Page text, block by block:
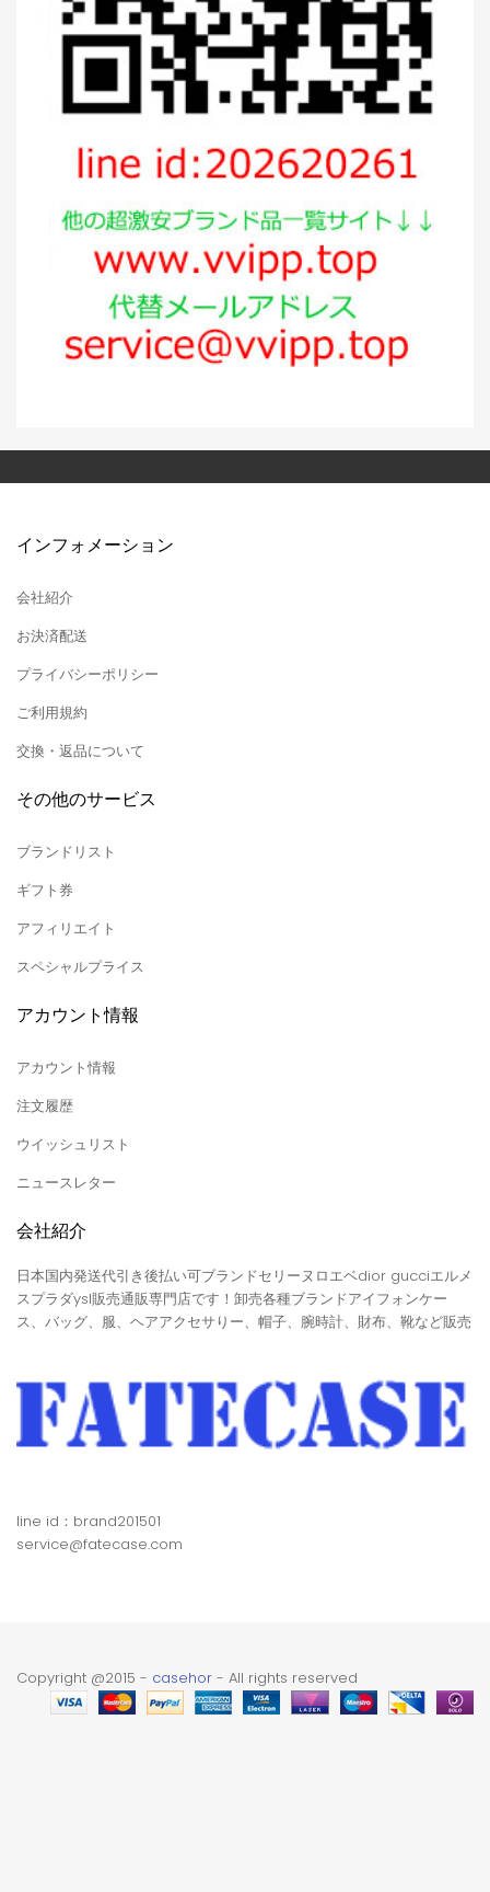
インフォメーション
会社紹介
お決済配送
プライバシーポリシー
ご利用規約
交換・返品について
その他のサービス
ブランドリスト
ギフト券
アフィリエイト
スペシャルプライス
アカウント情報
アカウント情報
注文履歴
ウイッシュリスト
ニュースレター
会社紹介
日本国内発送代引き後払い可ブランドセリーヌロエベdior gucciエルメ
スプラダysl販売通販専門店です！卸売各種ブランドアイフォンケー
ス、バッグ、服、ヘアアクセサりー、帽子、腕時計、財布、靴など販売
line id：brand201501
service@fatecase.com
Copyright @2015 - casehor - All rights reserved